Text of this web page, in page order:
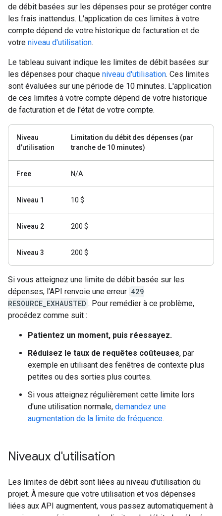
de débit basées sur les dépenses pour se protéger contre
les frais inattendus. L'application de ces limites à votre
compte dépend de votre historique de facturation et de
votre niveau d'utilisation.
Le tableau suivant indique les limites de débit basées sur
les dépenses pour chaque niveau d'utilisation. Ces limites
sont évaluées sur une période de 10 minutes. L'application
de ces limites à votre compte dépend de votre historique
de facturation et de l'état de votre compte.
Niveau
d'utilisation
Limitation du débit des dépenses (par
tranche de 10 minutes)
Free N/A
Niveau 1 10 $
Niveau 2 200 $
Niveau 3 200 $
Si vous atteignez une limite de débit basée sur les
dépenses, l'API renvoie une erreur 429
RESOURCE_EXHAUSTED . Pour remédier à ce problème,
procédez comme suit :
Patientez un moment, puis réessayez.
Réduisez le taux de requêtes coûteuses, par
exemple en utilisant des fenêtres de contexte plus
petites ou des sorties plus courtes.
Si vous atteignez régulièrement cette limite lors
d'une utilisation normale, demandez une
augmentation de la limite de fréquence.
Niveaux d'utilisation
Les limites de débit sont liées au niveau d'utilisation du
projet. À mesure que votre utilisation et vos dépenses
liées aux API augmentent, vous passez automatiquement à